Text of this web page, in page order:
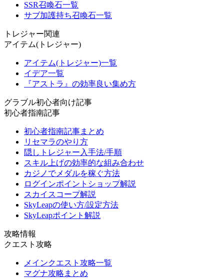
SSR召喚石一覧
サブ加護持ち召喚石一覧
トレジャー関連
アイテム(トレジャー)
アイテム(トレジャー)一覧
イデア一覧
『アストラ』の効率良い集め方
グラブル初心者向け記事
初心者指南記事
初心者指南記事まとめ
リセマラのやり方
隠しトレジャー入手法/手順
スキル上げの効率的な組み合わせ
カジノでメダルを稼ぐ方法
ログインポイントショップ解説
スカイスコープ解説
SkyLeapの使い方/設定方法
SkyLeapポイント解説
攻略情報
クエスト攻略
メインクエスト攻略一覧
マグナ攻略まとめ